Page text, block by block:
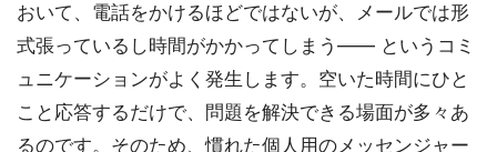
おいて、電話をかけるほどではないが、メールでは形
式張っているし時間がかかってしまう―― というコミ
ュニケーションがよく発生します。空いた時間にひと
こと応答するだけで、問題を解決できる場面が多々あ
るのです。そのため、慣れた個人用のメッセンジャー